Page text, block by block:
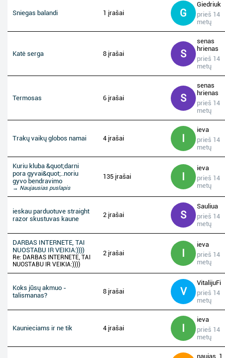
Sniegas balandi 1 įrašai G
Giedriuk
prieš 14
metų
Katė serga 8 įrašai S
senas
hrienas
prieš 14
metų
Termosas 6 įrašai S
senas
hrienas
prieš 14
metų
Trakų vaikų globos namai 4 įrašai I
ieva
prieš 14
metų
Kuriu kluba &quot;darni
pora gyvai&quot;..noriu
gyvo bendravimo
→ Naujausias puslapis
135 įrašai I
ieva
prieš 14
metų
ieskau parduotuve straight
razor skustuvas kaune
2 įrašai S
Sauliua
prieš 14
metų
DARBAS INTERNETE, TAI
NUOSTABU IR VEIKIA:))))
Re: DARBAS INTERNETE, TAI
NUOSTABU IR VEIKIA:))))
2 įrašai I
ieva
prieš 14
metų
Koks jūsų akmuo -
talismanas?
8 įrašai V
VitalijuFi
prieš 14
metų
Kaunieciams ir ne tik 4 įrašai I
ieva
prieš 14
metų
naujas_1